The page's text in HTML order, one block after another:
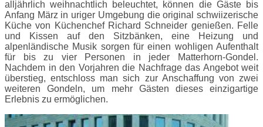
alljährlich weihnachtlich beleuchtet, können die Gäste bis
Anfang März in uriger Umgebung die original schwiizerische
Küche von Küchenchef Richard Schneider genießen. Felle
und Kissen auf den Sitzbänken, eine Heizung und
alpenländische Musik sorgen für einen wohligen Aufenthalt
für bis zu vier Personen in jeder Matterhorn-Gondel.
Nachdem in den Vorjahren die Nachfrage das Angebot weit
überstieg, entschloss man sich zur Anschaffung von zwei
weiteren Gondeln, um mehr Gästen dieses einzigartige
Erlebnis zu ermöglichen.